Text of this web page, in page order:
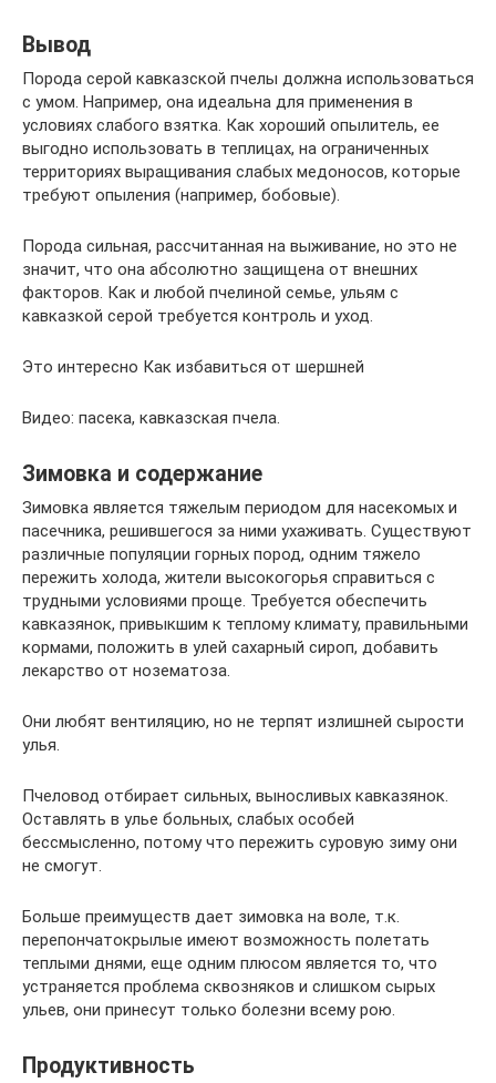
Вывод
Порода серой кавказской пчелы должна использоваться
с умом. Например, она идеальна для применения в
условиях слабого взятка. Как хороший опылитель, ее
выгодно использовать в теплицах, на ограниченных
территориях выращивания слабых медоносов, которые
требуют опыления (например, бобовые).
Порода сильная, рассчитанная на выживание, но это не
значит, что она абсолютно защищена от внешних
факторов. Как и любой пчелиной семье, ульям с
кавказкой серой требуется контроль и уход.
Это интересно Как избавиться от шершней
Видео: пасека, кавказская пчела.
Зимовка и содержание
Зимовка является тяжелым периодом для насекомых и
пасечника, решившегося за ними ухаживать. Существуют
различные популяции горных пород, одним тяжело
пережить холода, жители высокогорья справиться с
трудными условиями проще. Требуется обеспечить
кавказянок, привыкшим к теплому климату, правильными
кормами, положить в улей сахарный сироп, добавить
лекарство от нозематоза.
Они любят вентиляцию, но не терпят излишней сырости
улья.
Пчеловод отбирает сильных, выносливых кавказянок.
Оставлять в улье больных, слабых особей
бессмысленно, потому что пережить суровую зиму они
не смогут.
Больше преимуществ дает зимовка на воле, т.к.
перепончатокрылые имеют возможность полетать
теплыми днями, еще одним плюсом является то, что
устраняется проблема сквозняков и слишком сырых
ульев, они принесут только болезни всему рою.
Продуктивность